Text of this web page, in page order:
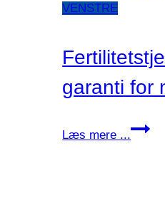
VENSTRE
garanti for
Læs mere ...